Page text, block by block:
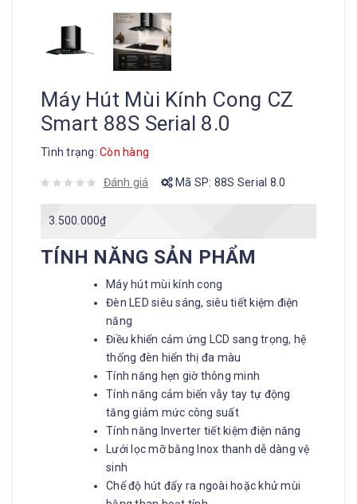
Máy Hút Mùi Kính Cong CZ
Smart 88S Serial 8.0
Tình trạng: Còn hàng
Đánh giá Mã SP: 88S Serial 8.0
3.500.000₫
TÍNH NĂNG SẢN PHẨM
Máy hút mùi kính cong
Đèn LED siêu sáng, siêu tiết kiệm điện
năng
Điều khiển cảm ứng LCD sang trọng, hệ
thống đèn hiển thị đa màu
Tính năng hẹn giờ thông minh
Tính năng cảm biến vẫy tay tự động
tăng giảm mức công suất
Tính năng Inverter tiết kiệm điện năng
Lưới lọc mỡ bằng Inox thanh dễ dàng vệ
sinh
Chế độ hút đẩy ra ngoài hoặc khử mùi